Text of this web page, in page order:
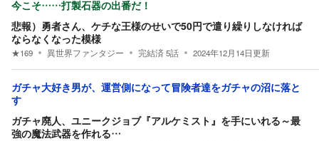
今こそ……打製石器の出番だ！
悲報）勇者さん、ケチな王様のせいで50円で遣り繰りしなければ
ならなくなった模様
★169 異世界ファンタジー 完結済5話 2024年12月14日更新
ガチャ大好き男が、運営側になって冒険者達をガチャの沼に落と
す
ガチャ廃人、ユニークジョブ『アルケミスト』を手にいれる～最
強の魔法武器を作れる…